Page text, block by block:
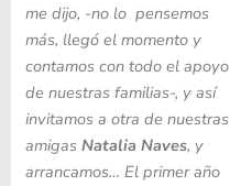
me dijo, -no lo pensemos
más, llegó el momento y
contamos con todo el apoyo
de nuestras familias-, y así
invitamos a otra de nuestras
amigas Natalia Naves, y
arrancamos… El primer año